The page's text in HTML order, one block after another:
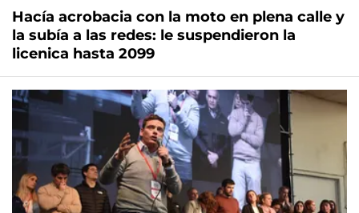
Hacía acrobacia con la moto en plena calle y
la subía a las redes: le suspendieron la
licenica hasta 2099